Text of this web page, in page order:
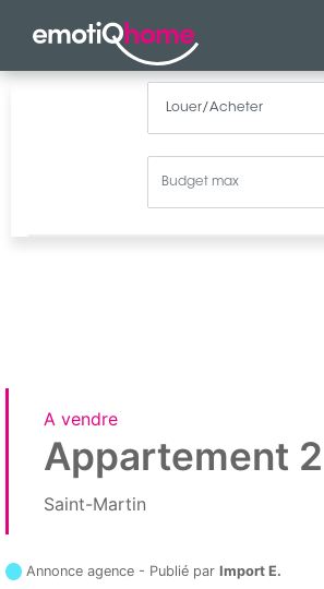
A vendre
Appartement
Saint-Martin
Annonce agence - Publié parImport E.